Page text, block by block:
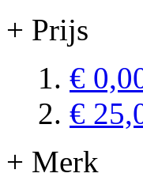
+ Prijs
€
€
+ Merk